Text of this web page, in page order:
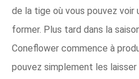
de la tige où vous pouvez voir
former. Plus tard dans la
Coneflower commence à
pouvez simplement les laisser